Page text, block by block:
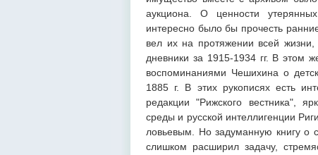
аукциона. О ценности
интересно было бы прочесть
вел их на протяжении всей
дневники за 1915-1934 гг. В этом
воспоминаниями Чешихина о
1885 г. В этих рукописях есть
редакции "Рижского вестника",
среды и русской интеллигенции
ловьевым. Но задуманную книгу о
слишком расширил задачу,